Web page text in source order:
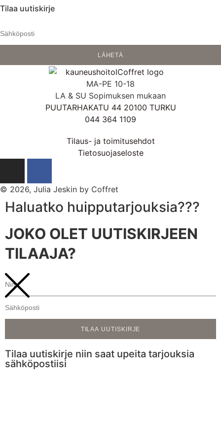
Tilaa uutiskirje
LÄHETÄ
MA-PE 10-18
LA & SU Sopimuksen mukaan
PUUTARHAKATU 44 20100 TURKU
044 364 1109
Tilaus- ja toimitusehdot
Tietosuojaseloste
© 2026, Julia Jeskin by Coffret
Haluatko huipputarjouksia???
JOKO OLET UUTISKIRJEEN
TILAAJA?
TILAA UUTISKIRJE
Tilaa uutiskirje niin saat upeita tarjouksia
sähköpostiisi